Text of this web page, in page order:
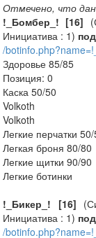
Отмечено, что
!_Бомбер_! [16]
Инициатива : 1)
/
Здоровье 85/85
Позиция: 0
Каска 50/50
Volkoth
Volkoth
Легкие перчатки
Легкая броня 80/80
Легкие щитки 90/90
Легкие ботинки
!_Бикер_! [16]
Инициатива : 1)
/